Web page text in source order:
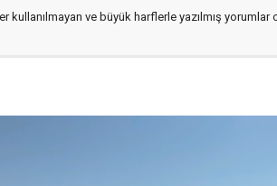
kullanılmayan ve büyük harflerle yazılmış yorumlar